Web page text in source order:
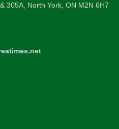
305A, North York, ON M2N 6H7